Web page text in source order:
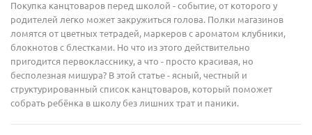
Покупка канцтоваров перед школой - событие, от которого у
родителей легко может закружиться голова. Полки магазинов
ломятся от цветных тетрадей, маркеров с ароматом клубники,
блокнотов с блестками. Но что из этого действительно
пригодится первокласснику, а что - просто красивая, но
бесполезная мишура? В этой статье - ясный, честный и
структурированный список канцтоваров, который поможет
собрать ребёнка в школу без лишних трат и паники.